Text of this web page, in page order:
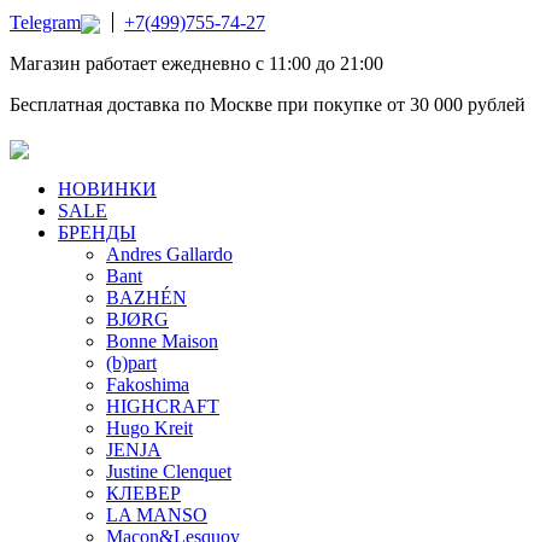
Telegram
+7(499)755-74-27
Магазин работает ежедневно с 11:00 до 21:00
Бесплатная доставка по Москве при покупке от 30 000 рублей
НОВИНКИ
SALE
БРЕНДЫ
Andres Gallardo
Bant
BAZHÉN
BJØRG
Bonne Maison
(b)part
Fakoshima
HIGHCRAFT
Hugo Kreit
JENJA
Justine Clenquet
КЛЕВЕР
LA MANSO
Macon&Lesquoy